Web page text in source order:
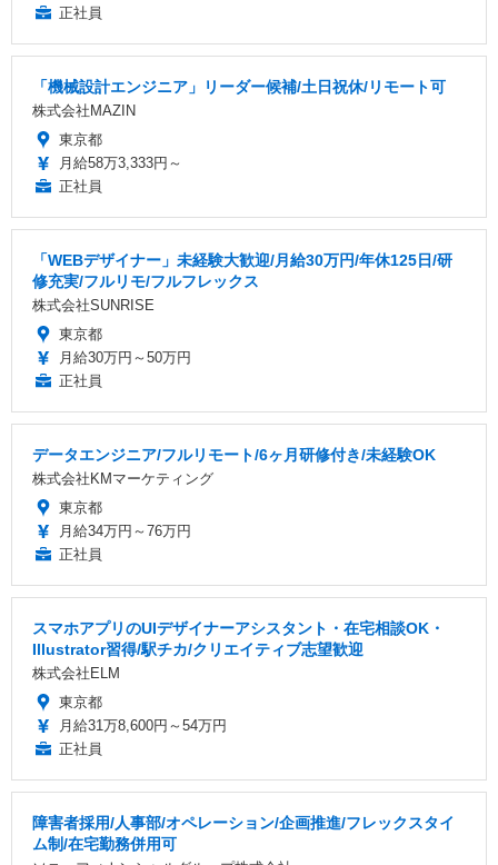
正社員
「機械設計エンジニア」リーダー候補/土日祝休/リモート可
株式会社MAZIN
東京都
月給58万3,333円～
正社員
「WEBデザイナー」未経験大歓迎/月給30万円/年休125日/研
修充実/フルリモ/フルフレックス
株式会社SUNRISE
東京都
月給30万円～50万円
正社員
データエンジニア/フルリモート/6ヶ月研修付き/未経験OK
株式会社KMマーケティング
東京都
月給34万円～76万円
正社員
スマホアプリのUIデザイナーアシスタント・在宅相談OK・
Illustrator習得/駅チカ/クリエイティブ志望歓迎
株式会社ELM
東京都
月給31万8,600円～54万円
正社員
障害者採用/人事部/オペレーション/企画推進/フレックスタイ
ム制/在宅勤務併用可